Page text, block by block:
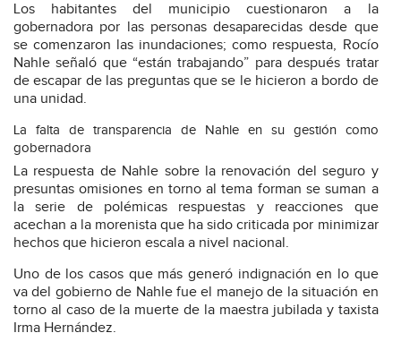
Los habitantes del municipio cuestionaron a la
gobernadora por las personas desaparecidas desde que
se comenzaron las inundaciones; como respuesta, Rocío
Nahle señaló que “están trabajando” para después tratar
de escapar de las preguntas que se le hicieron a bordo de
una unidad.
La falta de transparencia de Nahle en su gestión como
gobernadora
La respuesta de Nahle sobre la renovación del seguro y
presuntas omisiones en torno al tema forman se suman a
la serie de polémicas respuestas y reacciones que
acechan a la morenista que ha sido criticada por minimizar
hechos que hicieron escala a nivel nacional.
Uno de los casos que más generó indignación en lo que
va del gobierno de Nahle fue el manejo de la situación en
torno al caso de la muerte de la maestra jubilada y taxista
Irma Hernández.